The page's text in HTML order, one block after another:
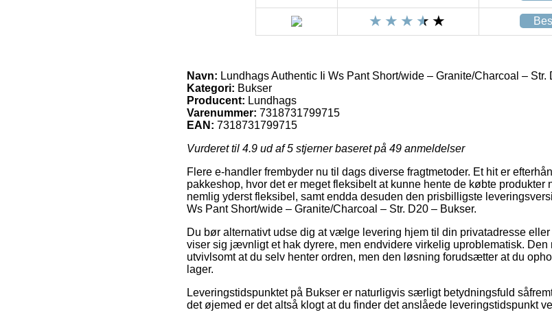
Navn: Lundhags Authentic Ii Ws Pant Short/wide – Granite/Charcoal – Str.
Kategori: Bukser
Producent: Lundhags
Varenummer: 7318731799715
EAN: 7318731799715
Vurderet til 4.9 ud af 5 stjerner baseret på 49 anmeldelser
Flere e-handler frembyder nu til dags diverse fragtmetoder. Et hit er
pakkeshop, hvor det er meget fleksibelt at kunne hente de købte produkter
nemlig yderst fleksibel, samt endda desuden den prisbilligste
Ws Pant Short/wide – Granite/Charcoal – Str. D20 – Bukser.
Du bør alternativt udse dig at vælge levering hjem til din privatadresse
viser sig jævnligt et hak dyrere, men endvidere virkelig uproblematisk.
utvivlsomt at du selv henter ordren, men den løsning forudsætter at du
lager.
Leveringstidspunktet på Bukser er naturligvis særligt betydningsfuld
det øjemed er det altså klogt at du finder det anslåede leveringstidspunkt